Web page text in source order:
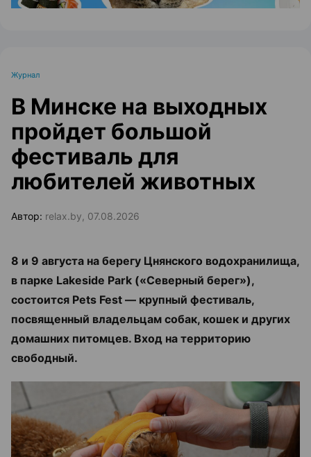
Журнал
В Минске на выходных
пройдет большой
фестиваль для
любителей животных
Автор: relax.by, 07.08.2026
8 и 9 августа на берегу Цнянского водохранилища,
в парке Lakeside Park («Северный берег»),
состоится Pets Fest — крупный фестиваль,
посвященный владельцам собак, кошек и других
домашних питомцев. Вход на территорию
свободный.